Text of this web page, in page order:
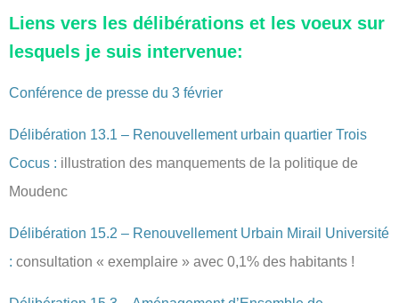
Liens vers les délibérations et les voeux sur
lesquels je suis intervenue:
Conférence de presse du 3 février
Délibération 13.1 – Renouvellement urbain quartier Trois
Cocus : illustration des manquements de la politique de
Moudenc
Délibération 15.2 – Renouvellement Urbain Mirail Université
: consultation « exemplaire » avec 0,1% des habitants !